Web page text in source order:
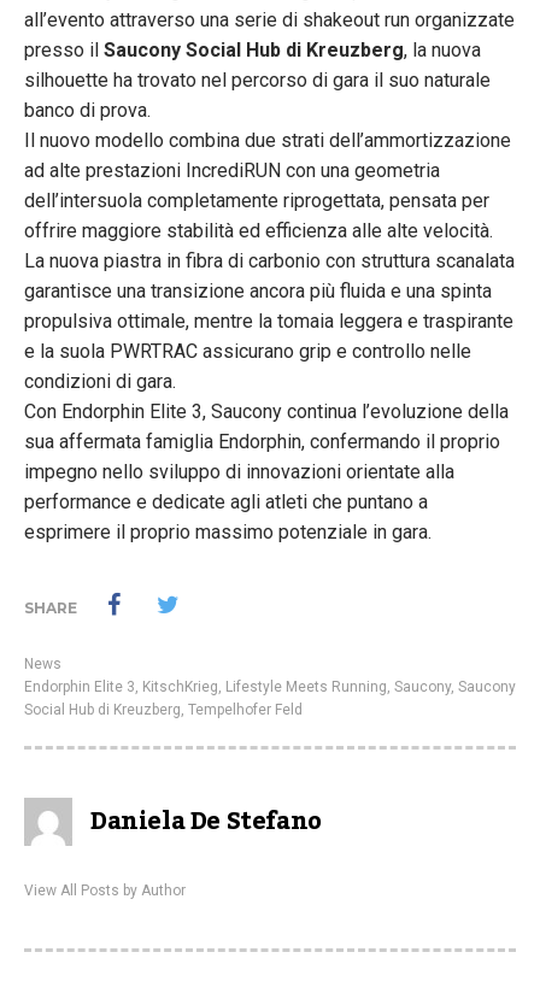
all’evento attraverso una serie di shakeout run organizzate
presso il Saucony Social Hub di Kreuzberg, la nuova
silhouette ha trovato nel percorso di gara il suo naturale
banco di prova.
​Il nuovo modello combina due strati dell’ammortizzazione
ad alte prestazioni IncrediRUN con una geometria
dell’intersuola completamente riprogettata, pensata per
offrire maggiore stabilità ed efficienza alle alte velocità.
La nuova piastra in fibra di carbonio con struttura scanalata
garantisce una transizione ancora più fluida e una spinta
propulsiva ottimale, mentre la tomaia leggera e traspirante
e la suola PWRTRAC assicurano grip e controllo nelle
condizioni di gara.
​Con Endorphin Elite 3, Saucony continua l’evoluzione della
sua affermata famiglia Endorphin, confermando il proprio
impegno nello sviluppo di innovazioni orientate alla
performance e dedicate agli atleti che puntano a
esprimere il proprio massimo potenziale in gara.
SHARE
News
Endorphin Elite 3, KitschKrieg, Lifestyle Meets Running, Saucony, Saucony
Social Hub di Kreuzberg, Tempelhofer Feld
Daniela De Stefano
View All Posts by Author